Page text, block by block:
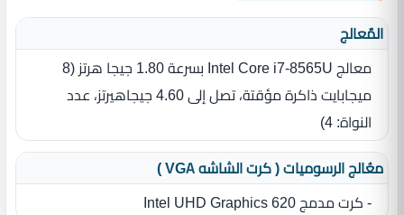
المٌعالج
معالج Intel Core i7-8565U بسرعة 1.80 جيجا هرتز ‏(‏8
ميجابايت ذاكرة مؤقتة، تصل إلى 4.60 جيجاهيرتز، عدد
النواة‏:‏ 4‏)‏
معُالج الرسوميات ( كرت الشاشه VGA )
- كرت مدمج Intel UHD Graphics 620